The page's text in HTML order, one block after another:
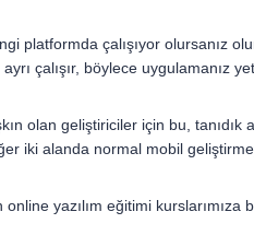
platformda çalışıyor
çalışır, böylece uygulamanız
olan geliştiriciler için bu,
iki alanda normal mobil
yazılım eğitimi kurslarımıza